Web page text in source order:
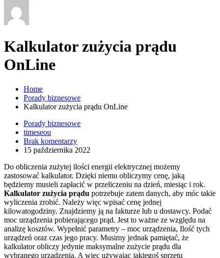
Kalkulator zużycia prądu
OnLine
Home
Porady biznesowe
Kalkulator zużycia prądu OnLine
Porady biznesowe
timeseou
Brak komentarzy
15 października 2022
Do obliczenia zużytej ilości energii elektrycznej możemy
zastosować kalkulator. Dzięki niemu obliczymy cenę, jaką
będziemy musieli zapłacić w przeliczeniu na dzień, miesiąc i rok.
Kalkulator zużycia prądu potrzebuje zatem danych, aby móc takie
wyliczenia zrobić. Należy więc wpisać cenę jednej
kilowatogodziny. Znajdziemy ją na fakturze lub u dostawcy. Podać
moc urządzenia pobierającego prąd. Jest to ważne ze względu na
analizę kosztów. Wypełnić parametry – moc urządzenia, Ilość tych
urządzeń oraz czas jego pracy. Musimy jednak pamiętać, że
kalkulator obliczy jedynie maksymalne zużycie prądu dla
wybranego urządzenia. A więc używając jakiegoś sprzętu